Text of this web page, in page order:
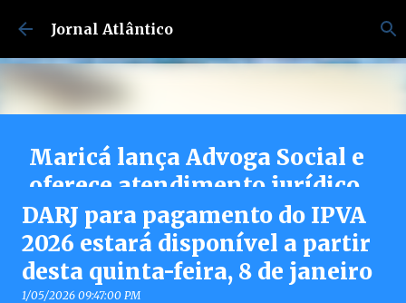
Pular para o conteúdo principal
Jornal Atlântico
Maricá lança Advoga Social e
oferece atendimento jurídico
gratuito e online 24h para
moradores
7/30/2026 04:53:00 PM
0
DARJ para pagamento do IPVA
2026 estará disponível a partir
desta quinta-feira, 8 de janeiro
1/05/2026 09:47:00 PM